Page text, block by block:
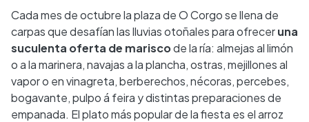
Cada mes de octubre la plaza de O Corgo se llena de
carpas que desafían las lluvias otoñales para ofreceruna
suculenta oferta de mariscode la ría: almejas al limón
o a la marinera, navajas a la plancha, ostras, mejillones al
vapor o en vinagreta, berberechos, nécoras, percebes,
bogavante, pulpo á feira y distintas preparaciones de
empanada. El plato más popular de la fiesta es el arroz